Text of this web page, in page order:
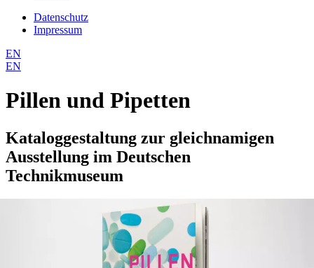
Datenschutz
Impressum
EN
EN
Pillen und Pipetten
Kataloggestaltung zur gleichnamigen
Ausstellung im Deutschen
Technikmuseum